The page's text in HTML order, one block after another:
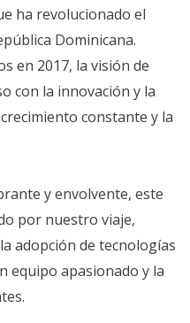
ha revolucionado el
Dominicana.
en 2017, la visión de
con la innovación y la
constante y la
y envolvente, este
por nuestro viaje,
adopción de tecnologías
equipo apasionado y la